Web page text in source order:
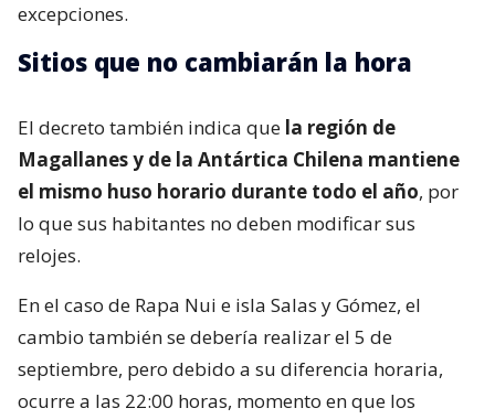
excepciones.
Sitios que no cambiarán la hora
El decreto también indica que la región de
Magallanes y de la Antártica Chilena mantiene
el mismo huso horario durante todo el año, por
lo que sus habitantes no deben modificar sus
relojes.
En el caso de Rapa Nui e isla Salas y Gómez, el
cambio también se debería realizar el 5 de
septiembre, pero debido a su diferencia horaria,
ocurre a las 22:00 horas, momento en que los